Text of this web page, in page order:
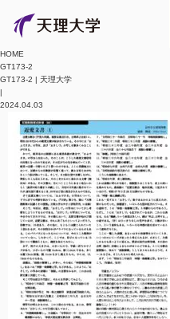
HOME
GT173-2
GT173-2 | 天理大学
|
2024.04.03